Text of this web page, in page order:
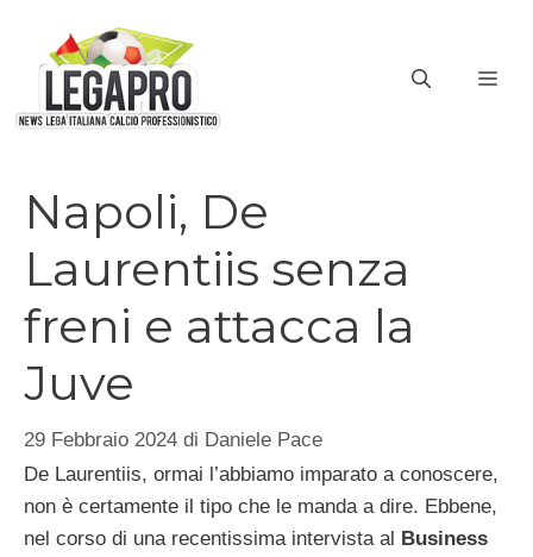
contenuto
Napoli, De
Laurentiis senza
freni e attacca la
Juve
29 Febbraio 2024 di Daniele Pace
De Laurentiis, ormai l’abbiamo imparato a conoscere,
non è certamente il tipo che le manda a dire. Ebbene,
nel corso di una recentissima intervista al Business